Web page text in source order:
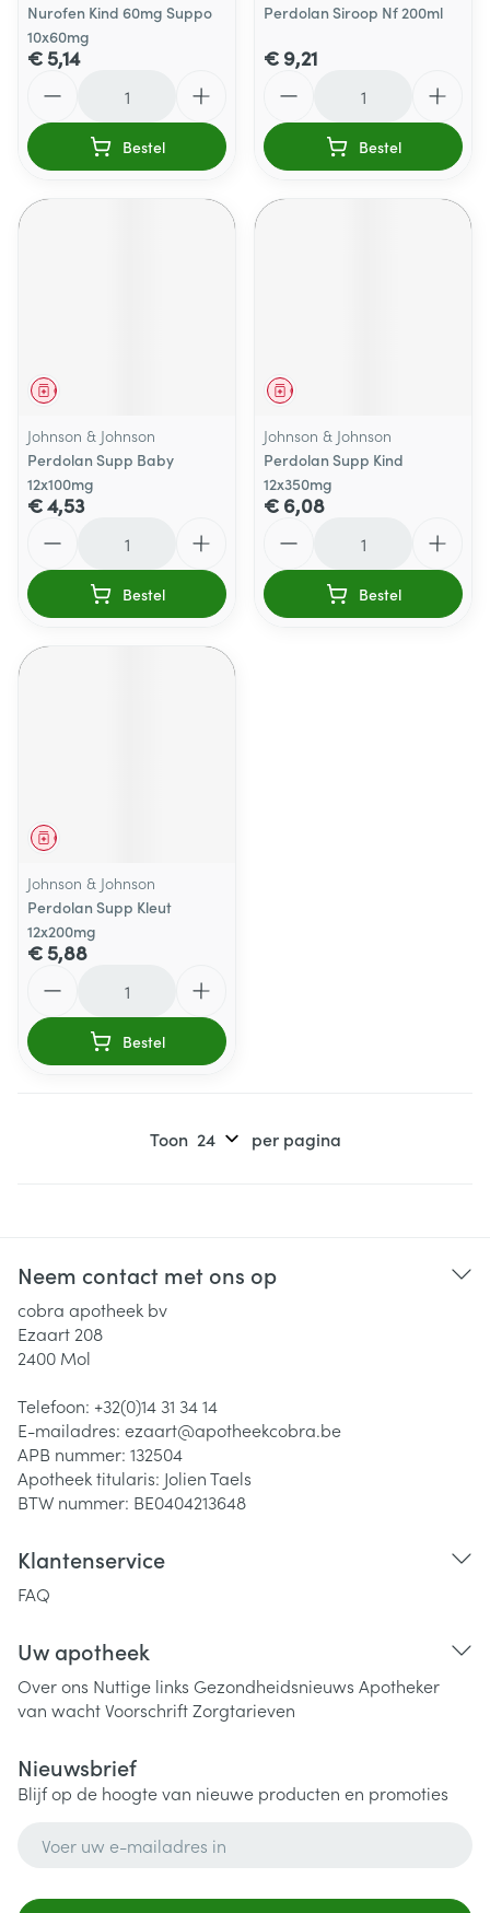
Nurofen Kind 60mg Suppo
10x60mg
€ 5,14
Bestel
Perdolan Siroop Nf 200ml
€ 9,21
Bestel
Geneesmiddel
Johnson & Johnson
Perdolan Supp Baby
12x100mg
€ 4,53
Bestel
Geneesmiddel
Johnson & Johnson
Perdolan Supp Kind
12x350mg
€ 6,08
Bestel
Geneesmiddel
Johnson & Johnson
Perdolan Supp Kleut
12x200mg
€ 5,88
Bestel
Toon per pagina
Neem contact met ons op
cobra apotheek bv
Ezaart 208
2400 Mol
Telefoon: +32(0)14 31 34 14
E-mailadres: ezaart@apotheekcobra.be
APB nummer: 132504
Apotheek titularis: Jolien Taels
BTW nummer: BE0404213648
Klantenservice
FAQ
Uw apotheek
Over ons Nuttige links Gezondheidsnieuws Apotheker
van wachtVoorschriftZorgtarieven
Nieuwsbrief
Blijf op de hoogte van nieuwe producten en promoties